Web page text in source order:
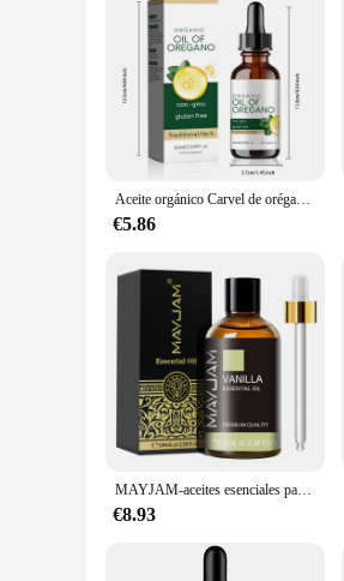
Features:
**Premium Quality and
Discover the purity of nature
health and wellness. Its
you're a vendor, supplier, or
**Versatile Health Benefits**
Aceite de orégano orgánico
antimicrobial properties help
burst of flavor to your favorite
Our aceite de orégano
extraction ensures that each
routine or as a backup for
Aceite orgánico Carvel de orégano, suplementos Honest In Your To Healthy Living, regalos saludables para mujeres y niñas, suministros para fiestas, 60ml
€5.86
MAYJAM-aceites esenciales para humidificador, aceites aromáticos de sándalo, lavanda, eucalipto, vainilla, quemador de velas aromáticas, 100ML
€8.93